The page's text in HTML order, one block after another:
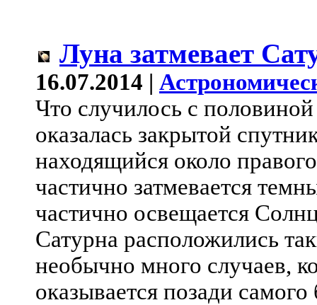
Луна затмевает
16.07.2014 |
Что случилось с
оказалась закрытой
находящийся около
частично затмевается
частично освещается
Сатурна расположились
необычно много случаев,
оказывается позади